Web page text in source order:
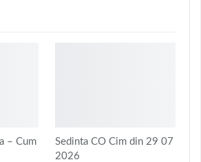
– Cum
Sedinta CO Cim din 29 07
2026